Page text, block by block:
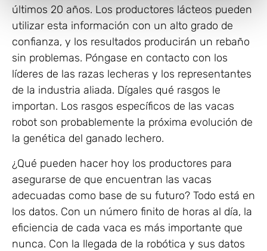
últimos 20 años. Los productores lácteos pueden
utilizar esta información con un alto grado de
confianza, y los resultados producirán un rebaño
sin problemas. Póngase en contacto con los
líderes de las razas lecheras y los representantes
de la industria aliada. Dígales qué rasgos le
importan. Los rasgos específicos de las vacas
robot son probablemente la próxima evolución de
la genética del ganado lechero.
¿Qué pueden hacer hoy los productores para
asegurarse de que encuentran las vacas
adecuadas como base de su futuro? Todo está en
los datos. Con un número finito de horas al día, la
eficiencia de cada vaca es más importante que
nunca. Con la llegada de la robótica y sus datos